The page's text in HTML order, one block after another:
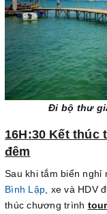
Đi bộ thư
16H:30 Kết thúc
đêm
Sau khi tắm biển nghỉ
Bình Lập , xe và HDV
thúc chương trình